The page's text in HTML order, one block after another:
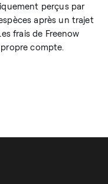
perçus par
après un trajet
frais de Freenow
compte.